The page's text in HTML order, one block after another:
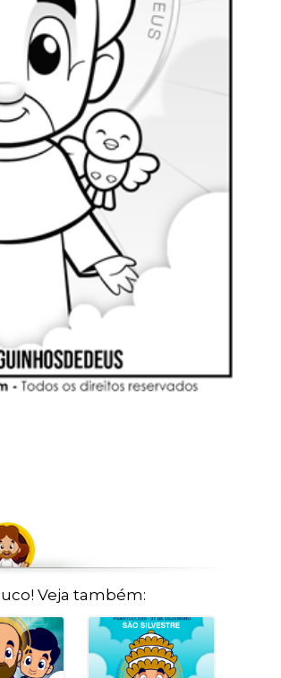
Veja também: